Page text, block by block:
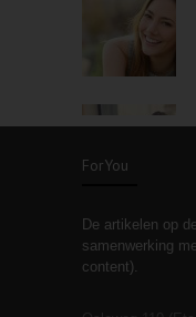
ForYou
De artikelen op
samenwerking
content).